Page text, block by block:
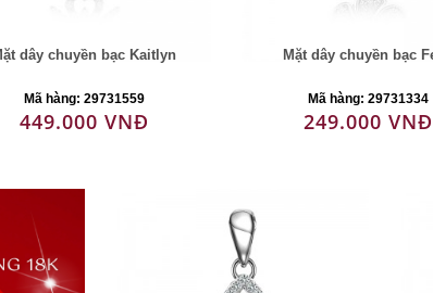
dây chuyền bạc Kaitlyn
Mã hàng: 29731559
449.000 VNĐ
Mặt dây chuyền bạc
Mã hàng: 29731334
249.000 VNĐ